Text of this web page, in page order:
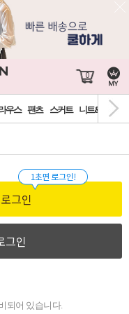
0
우스 팬츠 스커트 니트&가디건
그인
그인
되어 있습니다.